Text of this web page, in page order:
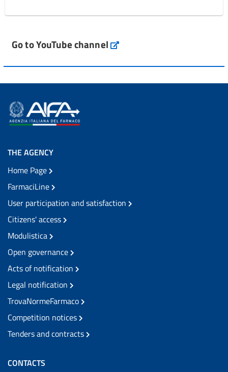
Go to YouTube channel
THE AGENCY
Home Page
FarmaciLine
User participation and satisfaction
Citizens' access
Modulistica
Open governance
Acts of notification
Legal notification
TrovaNormeFarmaco
Competition notices
Tenders and contracts
CONTACTS